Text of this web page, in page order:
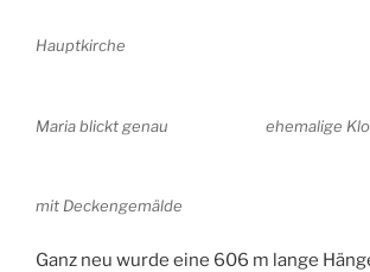
Hauptkirche
Maria blickt genau ehemalige
mit Deckengemälde
Ganz neu wurde eine 606 m lange